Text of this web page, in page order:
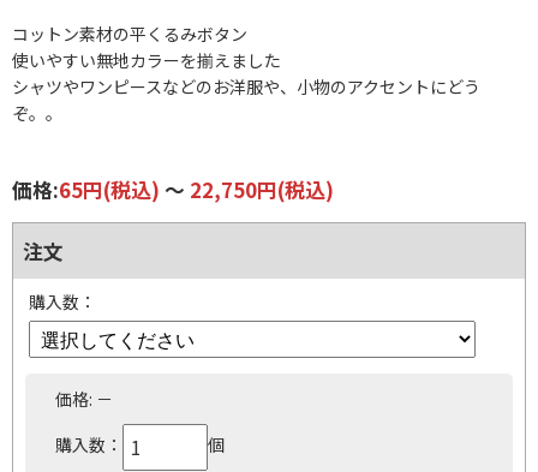
コットン素材の平くるみボタン
使いやすい無地カラーを揃えました
シャツやワンピースなどのお洋服や、小物のアクセントにどう
ぞ。。
価格:65円(税込) ～ 22,750円(税込)
注文
購入数：
価格: －
購入数：
個